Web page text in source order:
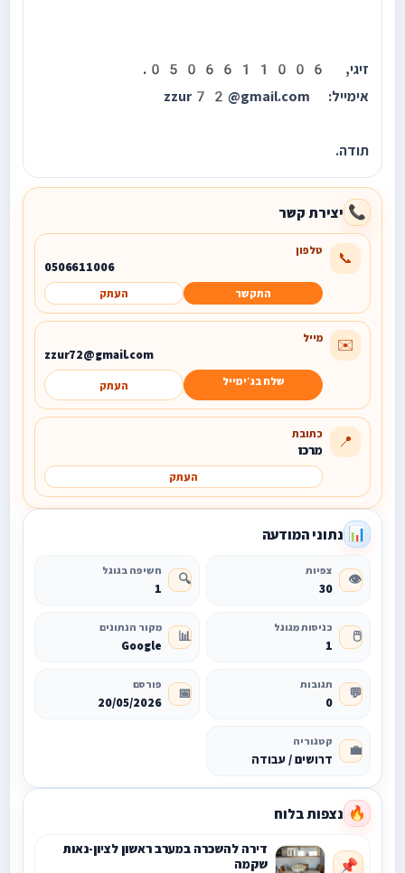
זיגי, 0506611006.
אימייל: zzur72@gmail.com
תודה.
📞 יצירת קשר
📞 טלפון
0506611006
התקשר העתק
✉️ מייל
zzur72@gmail.com
שלח בג׳ימייל העתק
📍 כתובת
מרכז
העתק
📊 נתוני המודעה
👁️ צפיות
30
🔍 חשיפה בגוגל
1
🖱️ כניסות מגוגל
1
📊 מקור הנתונים
Google
💬 תגובות
0
📅 פורסם
20/05/2026
💼 קטגוריה
דרושים / עבודה
🔥 נצפות בלוח
📌
דירה להשכרה במערב ראשון לציון-נאות
שקמה